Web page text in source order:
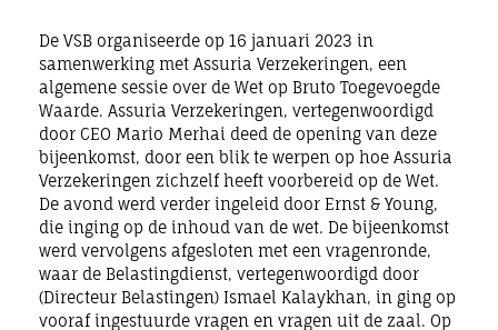
De VSB organiseerde op 16 januari 2023 in
samenwerking met Assuria Verzekeringen, een
algemene sessie over de Wet op Bruto Toegevoegde
Waarde. Assuria Verzekeringen, vertegenwoordigd
door CEO Mario Merhai deed de opening van deze
bijeenkomst, door een blik te werpen op hoe Assuria
Verzekeringen zichzelf heeft voorbereid op de Wet.
De avond werd verder ingeleid door Ernst & Young,
die inging op de inhoud van de wet. De bijeenkomst
werd vervolgens afgesloten met een vragenronde,
waar de Belastingdienst, vertegenwoordigd door
(Directeur Belastingen) Ismael Kalaykhan, in ging op
vooraf ingestuurde vragen en vragen uit de zaal. Op